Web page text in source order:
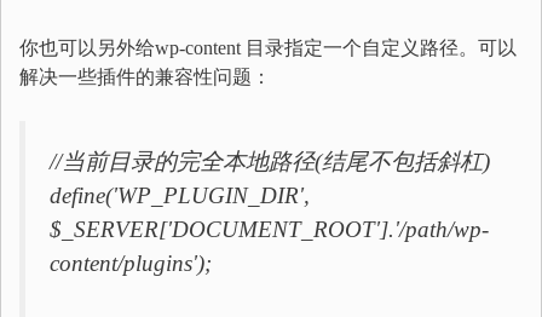
你也可以另外给wp-content 目录指定一个自定义路径。可以
解决一些插件的兼容性问题：
//当前目录的完全本地路径(结尾不包括斜杠)
define('WP_PLUGIN_DIR',
$_SERVER['DOCUMENT_ROOT'].'/path/wp-
content/plugins');